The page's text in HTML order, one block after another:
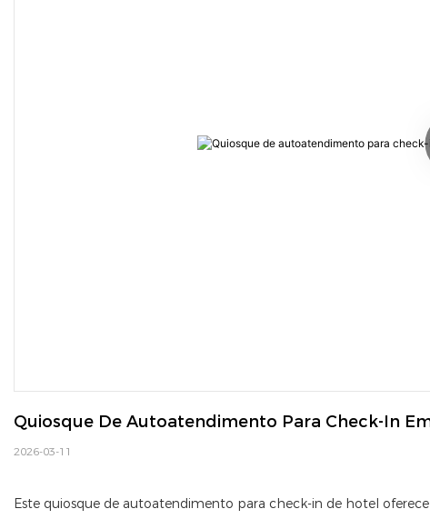
Quiosque De Autoatendimento Para Check-In
2026-03-11
Este quiosque de autoatendimento para check-in de hotel